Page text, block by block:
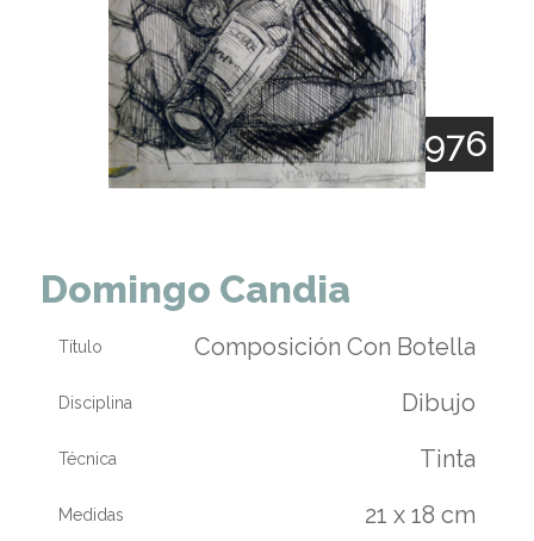
1896 - 1976
Domingo Candia
Título Composición Con Botella
Disciplina Dibujo
Técnica Tinta
Medidas 21 x 18 cm